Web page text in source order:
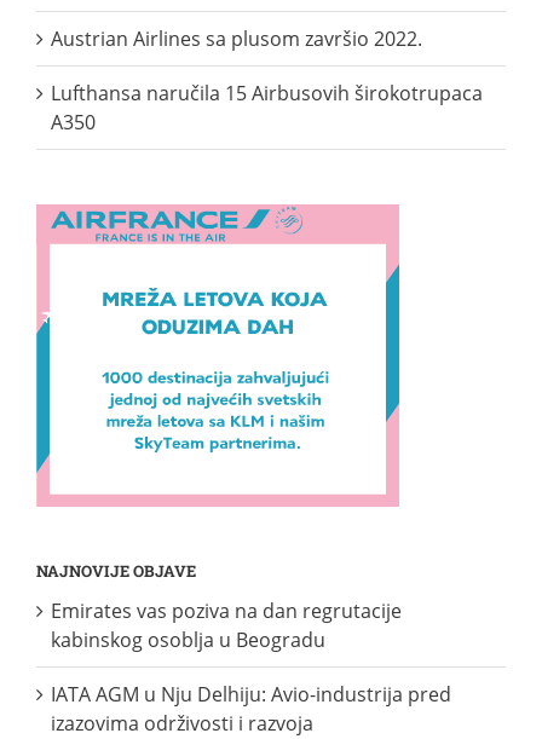
Austrian Airlines sa plusom završio 2022.
Lufthansa naručila 15 Airbusovih širokotrupaca
A350
NAJNOVIJE OBJAVE
Emirates vas poziva na dan regrutacije
kabinskog osoblja u Beogradu
IATA AGM u Nju Delhiju: Avio-industrija pred
izazovima održivosti i razvoja